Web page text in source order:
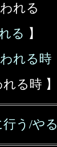
れる
る 】
れる時
る時 】
う/やる